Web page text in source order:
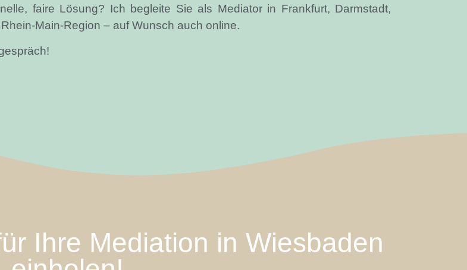
faire Lösung? Ich begleite Sie als Mediator in Frankfurt, Darmstadt,
Main-Region – auf Wunsch auch online.
Ihre Mediation in Wiesbaden